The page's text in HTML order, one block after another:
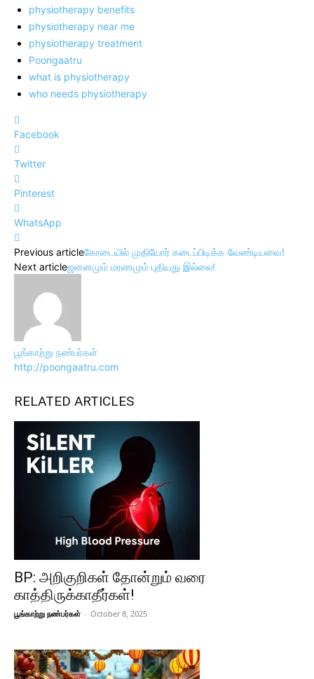
physiotherapy benefits
physiotherapy near me
physiotherapy treatment
Poongaatru
what is physiotherapy
who needs physiotherapy
Facebook
Twitter
Pinterest
WhatsApp
Previous articleகோடையில் முதியோர் கடைப்பிடிக்க வேண்டியவை!
Next articleஜனனமும் மரணமும் புதியது இல்லை!
பூங்காற்று நண்பர்கள்
http://poongaatru.com
RELATED ARTICLES
BP: அறிகுறிகள் தோன்றும் வரை
காத்திருக்காதீர்கள்!
பூங்காற்று நண்பர்கள் - October 8, 2025